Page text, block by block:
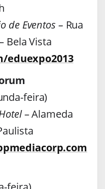
de Eventos – Rua
Bela Vista
eduexpo2013
feira)
– Alameda